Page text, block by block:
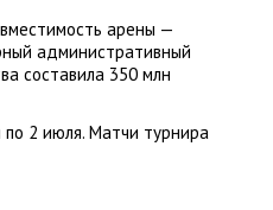
вместимость арены —
административный
составила 350 млн
2 июля. Матчи турнира